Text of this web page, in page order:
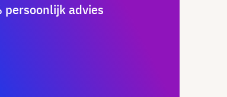
persoonlijk advies